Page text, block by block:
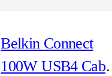
Belkin Connect
100W USB4